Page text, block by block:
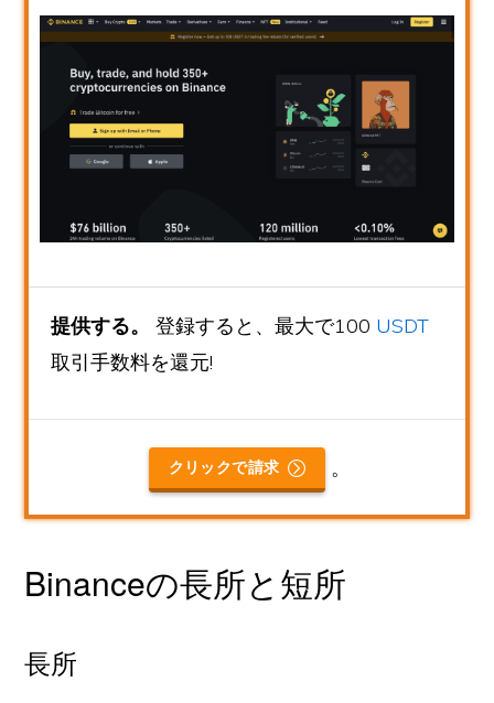
提供する。 登録すると、最大で100 USDT
取引手数料を還元!
クリックで請求 。
Binanceの長所と短所
長所